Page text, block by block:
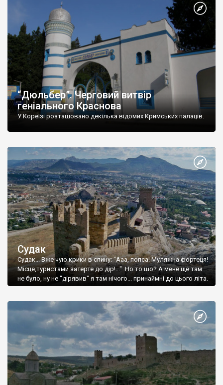
“Дюльбер”. Черговий витвір
геніального Краснова
У Кореїзі розташовано декілька відомих Кримських палаців.
Судак
Судак... Вже чую крики в спину: "Ааа, попса! Муляжна фортеця!
Місце,туристами затерте до дір!..." Но то шо? А мене ще там
не було, ну не "дірявив" я там нічого... принаймні до цього літа.